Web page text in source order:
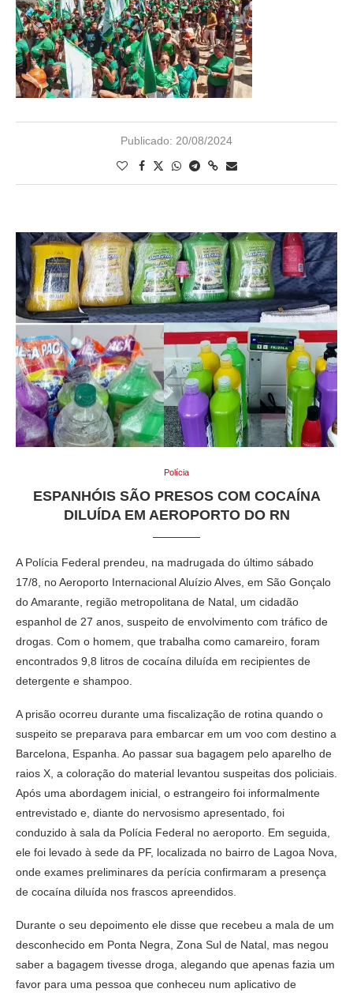
Publicado: 20/08/2024
Polícia
ESPANHÓIS SÃO PRESOS COM COCAÍNA
DILUÍDA EM AEROPORTO DO RN
A Polícia Federal prendeu, na madrugada do último sábado
17/8, no Aeroporto Internacional Aluízio Alves, em São Gonçalo
do Amarante, região metropolitana de Natal, um cidadão
espanhol de 27 anos, suspeito de envolvimento com tráfico de
drogas. Com o homem, que trabalha como camareiro, foram
encontrados 9,8 litros de cocaína diluída em recipientes de
detergente e shampoo.
A prisão ocorreu durante uma fiscalização de rotina quando o
suspeito se preparava para embarcar em um voo com destino a
Barcelona, Espanha. Ao passar sua bagagem pelo aparelho de
raios X, a coloração do material levantou suspeitas dos policiais.
Após uma abordagem inicial, o estrangeiro foi informalmente
entrevistado e, diante do nervosismo apresentado, foi
conduzido à sala da Polícia Federal no aeroporto. Em seguida,
ele foi levado à sede da PF, localizada no bairro de Lagoa Nova,
onde exames preliminares da perícia confirmaram a presença
de cocaína diluída nos frascos apreendidos.
Durante o seu depoimento ele disse que recebeu a mala de um
desconhecido em Ponta Negra, Zona Sul de Natal, mas negou
saber a bagagem tivesse droga, alegando que apenas fazia um
favor para uma pessoa que conheceu num aplicativo de